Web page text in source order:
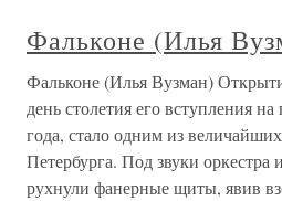
Фальконе (Илья
Фальконе (Илья Вузман)
день столетия его вступления на
года, стало одним из
Петербурга. Под звуки
рухнули фанерные щиты, явив